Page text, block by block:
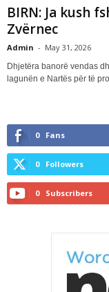
BIRN: Ja kush
Zvërnec
Admin - May 31, 2026
Dhjetëra banorë vendas
lagunën e Nartës për të
0 Fans
0 Followers
0 Subscribers